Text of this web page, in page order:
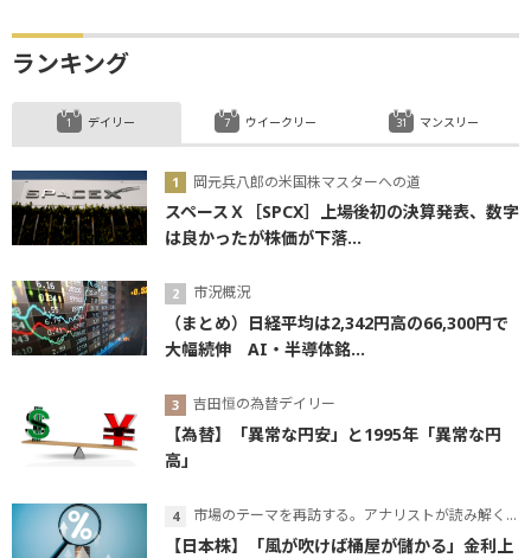
ランキング
デイリー
岡元兵八郎の米国株マスターへの道
スペースＸ［SPCX］上場後初の決算発表、数字
は良かったが株価が下落...
市況概況
（まとめ）日経平均は2,342円高の66,300円で
大幅続伸 AI・半導体銘...
吉田恒の為替デイリー
【為替】「異常な円安」と1995年「異常な円
高」
市場のテーマを再訪する。アナリストが読み解くテーマの本質
【日本株】「風が吹けば桶屋が儲かる」金利上
ウイークリー マンスリー